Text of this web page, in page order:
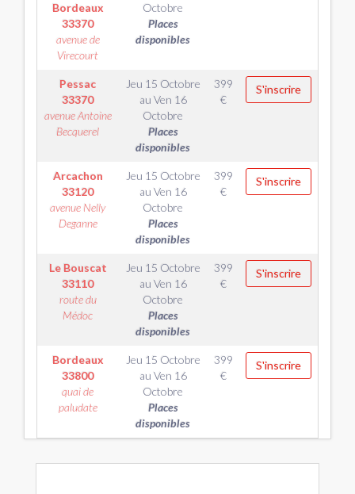
Bordeaux
33370
avenue de
Virecourt
Octobre
Places
disponibles
Pessac
33370
avenue Antoine
Becquerel
Jeu 15 Octobre
au Ven 16
Octobre
Places
disponibles
399
€
S'inscrire
Arcachon
33120
avenue Nelly
Deganne
Jeu 15 Octobre
au Ven 16
Octobre
Places
disponibles
399
€
S'inscrire
Le Bouscat
33110
route du
Médoc
Jeu 15 Octobre
au Ven 16
Octobre
Places
disponibles
399
€
S'inscrire
Bordeaux
33800
quai de
paludate
Jeu 15 Octobre
au Ven 16
Octobre
Places
disponibles
399
€
S'inscrire